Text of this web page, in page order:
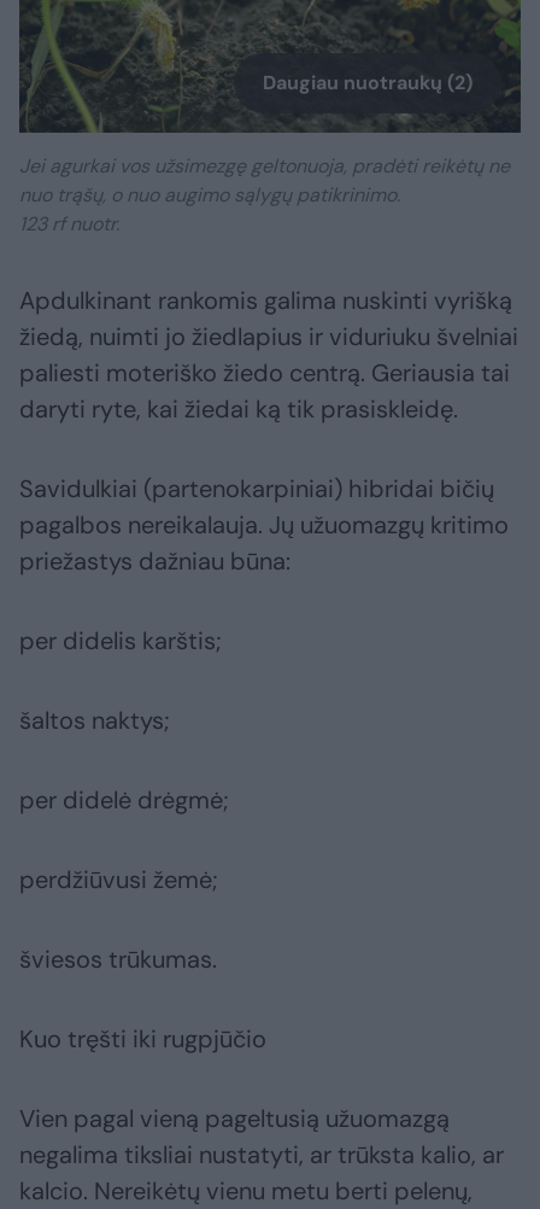
Daugiau nuotraukų (2)
Jei agurkai vos užsimezgę geltonuoja, pradėti reikėtų ne
nuo trąšų, o nuo augimo sąlygų patikrinimo.
123 rf nuotr.
Apdulkinant rankomis galima nuskinti vyrišką
žiedą, nuimti jo žiedlapius ir viduriuku švelniai
paliesti moteriško žiedo centrą. Geriausia tai
daryti ryte, kai žiedai ką tik prasiskleidę.
Savidulkiai (partenokarpiniai) hibridai bičių
pagalbos nereikalauja. Jų užuomazgų kritimo
priežastys dažniau būna:
per didelis karštis;
šaltos naktys;
per didelė drėgmė;
perdžiūvusi žemė;
šviesos trūkumas.
Kuo tręšti iki rugpjūčio
Vien pagal vieną pageltusią užuomazgą
negalima tiksliai nustatyti, ar trūksta kalio, ar
kalcio. Nereikėtų vienu metu berti pelenų,